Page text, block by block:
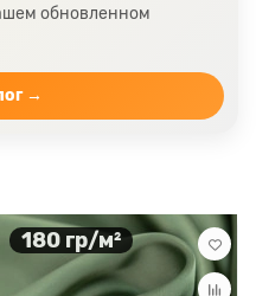
быструю
по всей России и
и с
обновленном
→
180 гр/м²